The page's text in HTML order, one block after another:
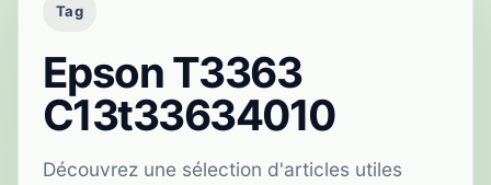
Tag
Epson T3363
C13t33634010
Découvrez une sélection d'articles utiles